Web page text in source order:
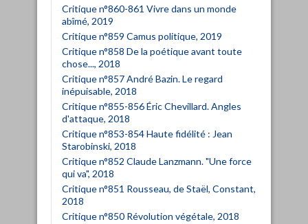
Critique n°860-861 Vivre dans un monde
abîmé, 2019
Critique n°859 Camus politique, 2019
Critique n°858 De la poétique avant toute
chose..., 2018
Critique n°857 André Bazin. Le regard
inépuisable, 2018
Critique n°855-856 Éric Chevillard. Angles
d'attaque, 2018
Critique n°853-854 Haute fidélité : Jean
Starobinski, 2018
Critique n°852 Claude Lanzmann. "Une force
qui va", 2018
Critique n°851 Rousseau, de Staël, Constant,
2018
Critique n°850 Révolution végétale, 2018